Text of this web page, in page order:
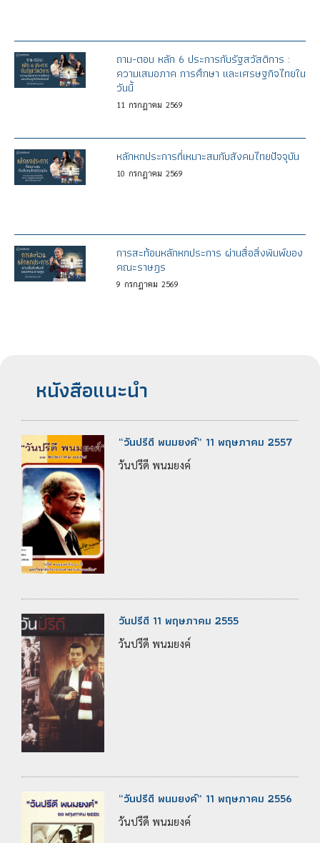
ถาม-ตอบ หลัก 6 ประการกับรัฐสวัสดิการ :
ความเสมอภาค การศึกษา และเศรษฐกิจไทยใน
วันนี้
11 กรกฎาคม 2569
หลักหกประการที่เหมาะสมกับสังคมไทยปัจจุบัน
10 กรกฎาคม 2569
การสะท้อนหลักหกประการ ผ่านสื่อสิ่งพิมพ์ของ
คณะราษฎร
9 กรกฎาคม 2569
หนังสือแนะนำ
“วันปรีดี พนมยงค์” 11 พฤษภาคม 2557
วันปรีดี พนมยงค์
วันปรีดี 11 พฤษภาคม 2555
วันปรีดี พนมยงค์
“วันปรีดี พนมยงค์” 11 พฤษภาคม 2556
วันปรีดี พนมยงค์